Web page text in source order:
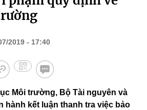
2019 - 17:40
Môi trường, Bộ Tài nguyên và
hành kết luận thanh tra việc bảo